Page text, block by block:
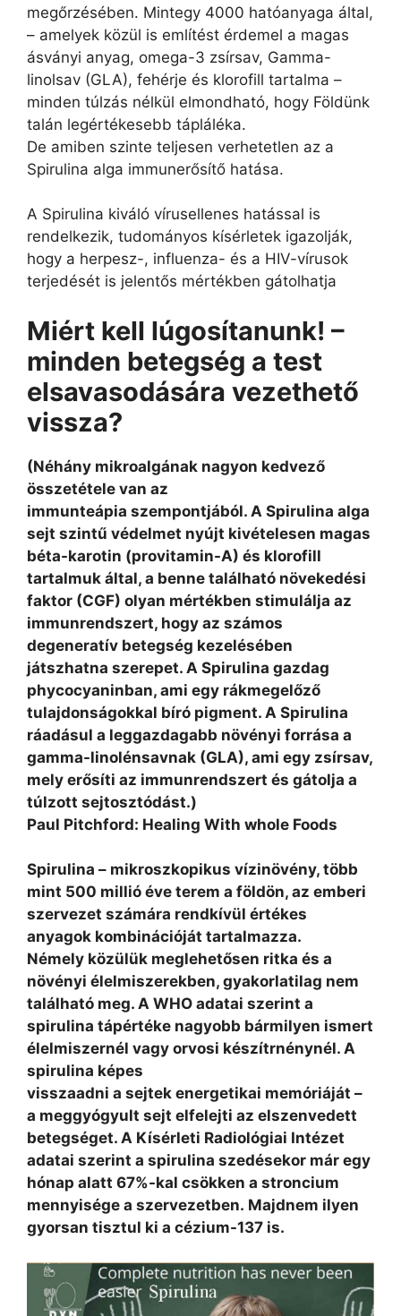
megőrzésében. Mintegy 4000 hatóanyaga által,
– amelyek közül is említést érdemel a magas
ásványi anyag, omega-3 zsírsav, Gamma-
linolsav (GLA), fehérje és klorofill tartalma –
minden túlzás nélkül elmondható, hogy Földünk
talán legértékesebb tápláléka.
De amiben szinte teljesen verhetetlen az a
Spirulina alga immunerősítő hatása.
A Spirulina kiváló vírusellenes hatással is
rendelkezik, tudományos kísérletek igazolják,
hogy a herpesz-, influenza- és a HIV-vírusok
terjedését is jelentős mértékben gátolhatja
Miért kell lúgosítanunk! –
minden betegség a test
elsavasodására vezethető
vissza?
(Néhány mikroalgának nagyon kedvező
összetétele van az
immunteápia szempontjából. A Spirulina alga
sejt szintű védelmet nyújt kivételesen magas
béta-karotin (provitamin-A) és klorofill
tartalmuk által, a benne található növekedési
faktor (CGF) olyan mértékben stimulálja az
immunrendszert, hogy az számos
degeneratív betegség kezelésében
játszhatna szerepet. A Spirulina gazdag
phycocyaninban, ami egy rákmegelőző
tulajdonságokkal bíró pigment. A Spirulina
ráadásul a leggazdagabb növényi forrása a
gamma-linolénsavnak (GLA), ami egy zsírsav,
mely erősíti az immunrendszert és gátolja a
túlzott sejtosztódást.)
Paul Pitchford: Healing With whole Foods
Spirulina – mikroszkopikus vízinövény, több
mint 500 millió éve terem a földön, az emberi
szervezet számára rendkívül értékes
anyagok kombinációját tartalmazza.
Némely közülük meglehetősen ritka és a
növényi élelmiszerekben, gyakorlatilag nem
található meg. A WHO adatai szerint a
spirulina tápértéke nagyobb bármilyen ismert
élelmiszernél vagy orvosi készítrnénynél. A
spirulina képes
visszaadni a sejtek energetikai memóriáját –
a meggyógyult sejt elfelejti az elszenvedett
betegséget. A Kísérleti Radiológiai Intézet
adatai szerint a spirulina szedésekor már egy
hónap alatt 67%-kal csökken a stroncium
mennyisége a szervezetben. Majdnem ilyen
gyorsan tisztul ki a cézium-137 is.